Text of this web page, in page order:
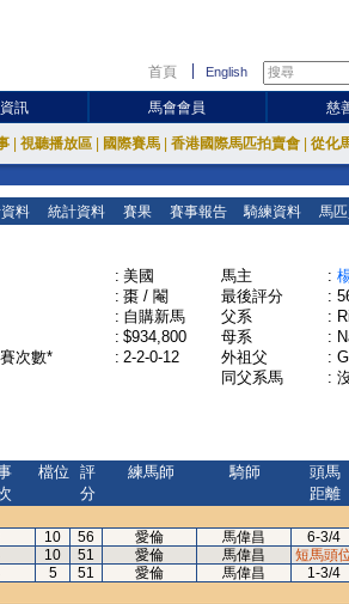
首頁 English
訊 馬會會員 慈
視聽播放區 國際賽馬 香港國際馬匹拍賣會 從化
料 統計資料 賽果 賽事報告 騎練資料 馬
: 美國
: 棗 / 閹
: 自購新馬
: $934,800
次數*
: 2-2-0-12
馬主 :
最後評分
:
父系
:
母系
:
外祖父
:
同父系馬
:
檔位
評
分
練馬師 騎師
頭馬
距離
10 56 愛倫 馬偉昌 6-3/4
10 51 愛倫 馬偉昌 短馬頭
5 51 愛倫 馬偉昌 1-3/4